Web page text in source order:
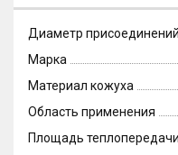
Диаметр
Марка
Материал кожуха
Область применения
Площадь